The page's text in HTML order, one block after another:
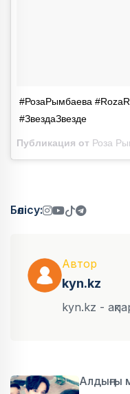
#РозаРымбаева
#ЗвездаЗвезде
Публикация от Роза
Бөлісу:
Автор
kyn.kz
kyn.kz -
Алдыңғы